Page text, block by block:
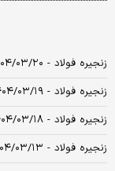
زنجیره فولاد - ۱۴۰۴/۰۳/۲۰
زنجیره فولاد - ۱۴۰۴/۰۳/۱۹
زنجیره فولاد - ۱۴۰۴/۰۳/۱۸
زنجیره فولاد - ۱۴۰۴/۰۳/۱۳